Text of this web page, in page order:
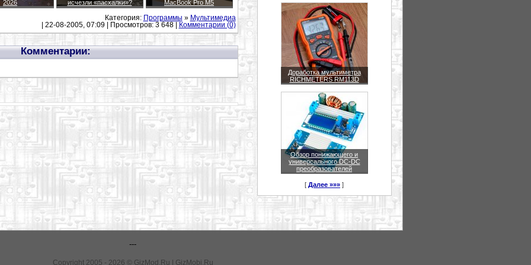
2026 исчезли «пасхалки»? MacBook Pro M5
Категория: Программы » Мультимедиа
| 22-08-2005, 07:09 | Просмотров: 3 648 |
Комментарии (0)
Комментарии:
Доработка мультиметра
RICHMETERS RM113D
Обзор понижающего и
универсального DC-DC
преобразователей
[ Далее »»» ]
---
Copyright 2005 - 2026 © GizMod.Ru | GizMobi.Ru